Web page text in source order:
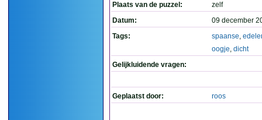
Plaats van de puzzel:
zelf
Datum:
09 december
Tags:
spaanse,
oogje, dicht
Gelijkluidende vragen:
Geplaatst door: roos